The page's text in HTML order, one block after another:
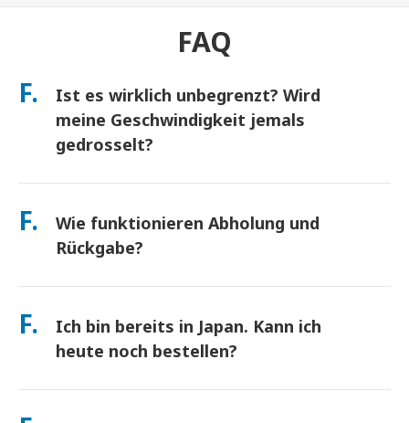
FAQ
F.
Ist es wirklich unbegrenzt? Wird
meine Geschwindigkeit jemals
gedrosselt?
Ja. Es ist wirklich unbegrenzt und wir wenden keine Fair Usage
Geschwindigkeitsdrosselungen an. Sie können den ganzen Tag
so viele Daten nutzen, wie Sie möchten. (Wie bei jedem
Mobilfunknetz kann es zu vorübergehenden Überlastungen
richtlinienbasierten Drosselung kommen, schreiben wir Ihnen
die Miete gut.
F.
Wie funktionieren Abholung und
Rückgabe?
Abholung an Hauptflughäfen oder wählen Sie
Ein vorfrankierter Rücksendeumschlag ist inbegriffen – werfen
Sie ihn einfach in einen beliebigen Postkasten in Japan. Kein
Papierkram, keine Warteschlangen am Schalter.
F.
Ich bin bereits in Japan. Kann ich
heute noch bestellen?
Ja. Eine Abholung am selben Tag am Flughafen ist verfügbar.